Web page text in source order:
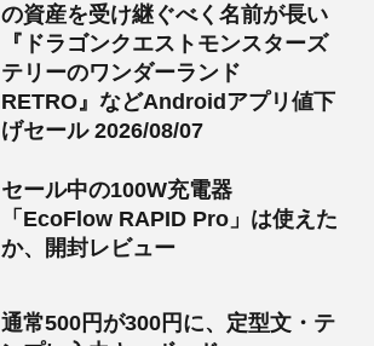
の資産を受け継ぐべく名前が長い
『ドラゴンクエストモンスターズ
テリーのワンダーランド
RETRO』などAndroidアプリ値下
げセール 2026/08/07
セール中の100W充電器
「EcoFlow RAPID Pro」は使えた
か、開封レビュー
通常500円が300円に、定型文・テ